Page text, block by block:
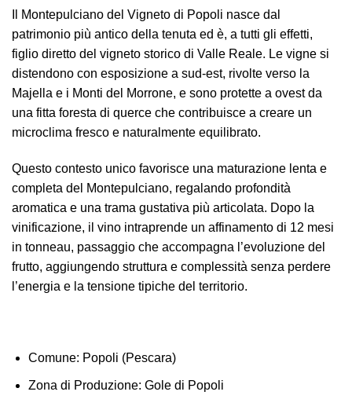
Il Montepulciano del Vigneto di Popoli nasce dal
patrimonio più antico della tenuta ed è, a tutti gli effetti,
figlio diretto del vigneto storico di Valle Reale. Le vigne si
distendono con esposizione a sud-est, rivolte verso la
Majella e i Monti del Morrone, e sono protette a ovest da
una fitta foresta di querce che contribuisce a creare un
microclima fresco e naturalmente equilibrato.
Questo contesto unico favorisce una maturazione lenta e
completa del Montepulciano, regalando profondità
aromatica e una trama gustativa più articolata. Dopo la
vinificazione, il vino intraprende un affinamento di 12 mesi
in tonneau, passaggio che accompagna l’evoluzione del
frutto, aggiungendo struttura e complessità senza perdere
l’energia e la tensione tipiche del territorio.
Comune: Popoli (Pescara)
Zona di Produzione: Gole di Popoli